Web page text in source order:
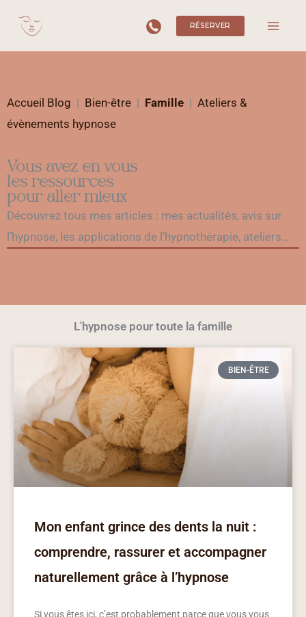
contenu
RÉSERVER
Accueil Blog | Bien-être | Famille | Ateliers &
évènements hypnose
Vous avez en vous
les ressources
pour aller mieux
Découvrez tous mes articles : mes actualités, avis sur
l’hypnose, les applications de l’hypnothérapie, ateliers…
L'hypnose pour toute la famille
BIEN-ÊTRE
Mon enfant grince des dents la nuit :
comprendre, rassurer et accompagner
naturellement grâce à l’hypnose
Si vous êtes ici, c’est probablement parce que vous vous